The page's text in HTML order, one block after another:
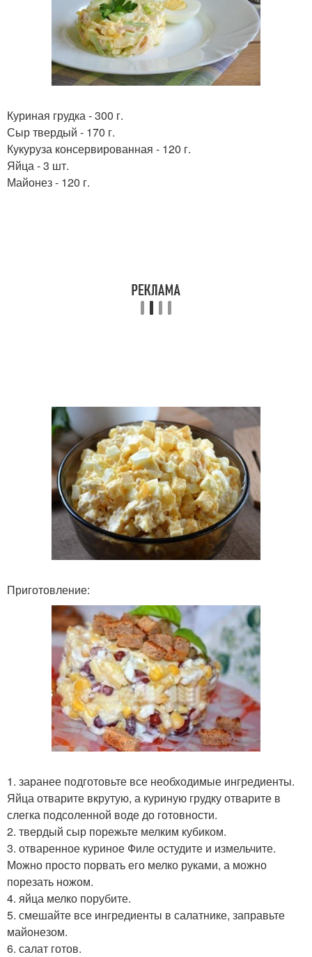
Куриная грудка - 300 г.
Сыр твердый - 170 г.
Кукуруза консервированная - 120 г.
Яйца - 3 шт.
Майонез - 120 г.
Приготовление:
1. заранее подготовьте все необходимые ингредиенты.
Яйца отварите вкрутую, а куриную грудку отварите в
слегка подсоленной воде до готовности.
2. твердый сыр порежьте мелким кубиком.
3. отваренное куриное Филе остудите и измельчите.
Можно просто порвать его мелко руками, а можно
порезать ножом.
4. яйца мелко порубите.
5. смешайте все ингредиенты в салатнике, заправьте
майонезом.
6. салат готов.